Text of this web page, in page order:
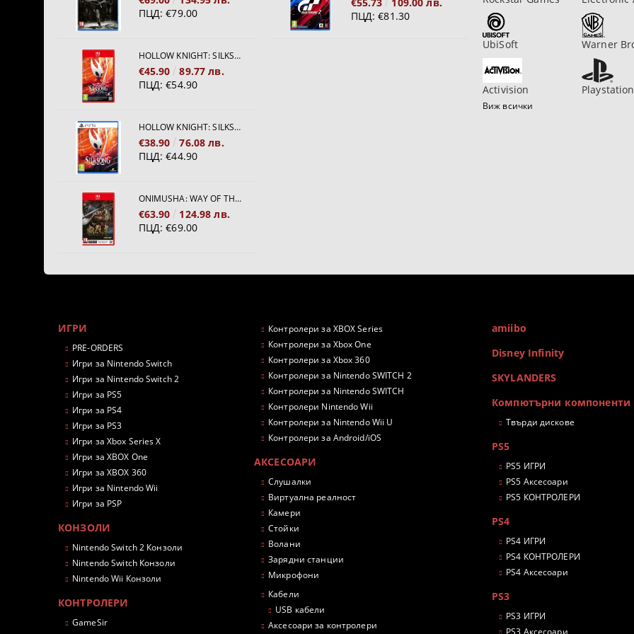
ПЦД: €79.00
HOLLOW KNIGHT: SILKSONG [NINTENDO SWITCH 2]
€45.90
89.77 лв.
ПЦД: €54.90
HOLLOW KNIGHT: SILKSONG [PS5]
€38.90
76.08 лв.
ПЦД: €44.90
ONIMUSHA: WAY OF THE SWORD [NINTENDO SWITCH 2]
€63.90
124.98 лв.
ПЦД: €69.00
ПЦД: €81.30
UbiSoft Warner
Activision Playstation
Виж всички
ИГРИ
PRE-ORDERS
Игри за Nintendo Switch
Игри за Nintendo Switch 2
Игри за PS5
Игри за PS4
Игри за PS3
Игри за Xbox Series X
Игри за XBOX One
Игри за XBOX 360
Игри за Nintendo Wii
Игри за PSP
КОНЗОЛИ
Nintendo Switch 2 Конзоли
Nintendo Switch Конзоли
Nintendo Wii Конзоли
КОНТРОЛЕРИ
GameSir
Контролери за XBOX Series
Контролери за Xbox One
Контролери за Xbox 360
Контролери за Nintendo SWITCH 2
Контролери за Nintendo SWITCH
Контролери Nintendo Wii
Контролери за Nintendo Wii U
Контролери за Android/iOS
АКСЕСОАРИ
Слушалки
Виртуална реалност
Камери
Стойки
Волани
Зарядни станции
Микрофони
Кабели
USB кабели
Аксесоари за контролери
amiibo
Disney Infinity
SKYLANDERS
Компютърни компоненти
Твърди дискове
PS5
PS5 ИГРИ
PS5 Аксесоари
PS5 КОНТРОЛЕРИ
PS4
PS4 ИГРИ
PS4 КОНТРОЛЕРИ
PS4 Аксесоари
PS3
PS3 ИГРИ